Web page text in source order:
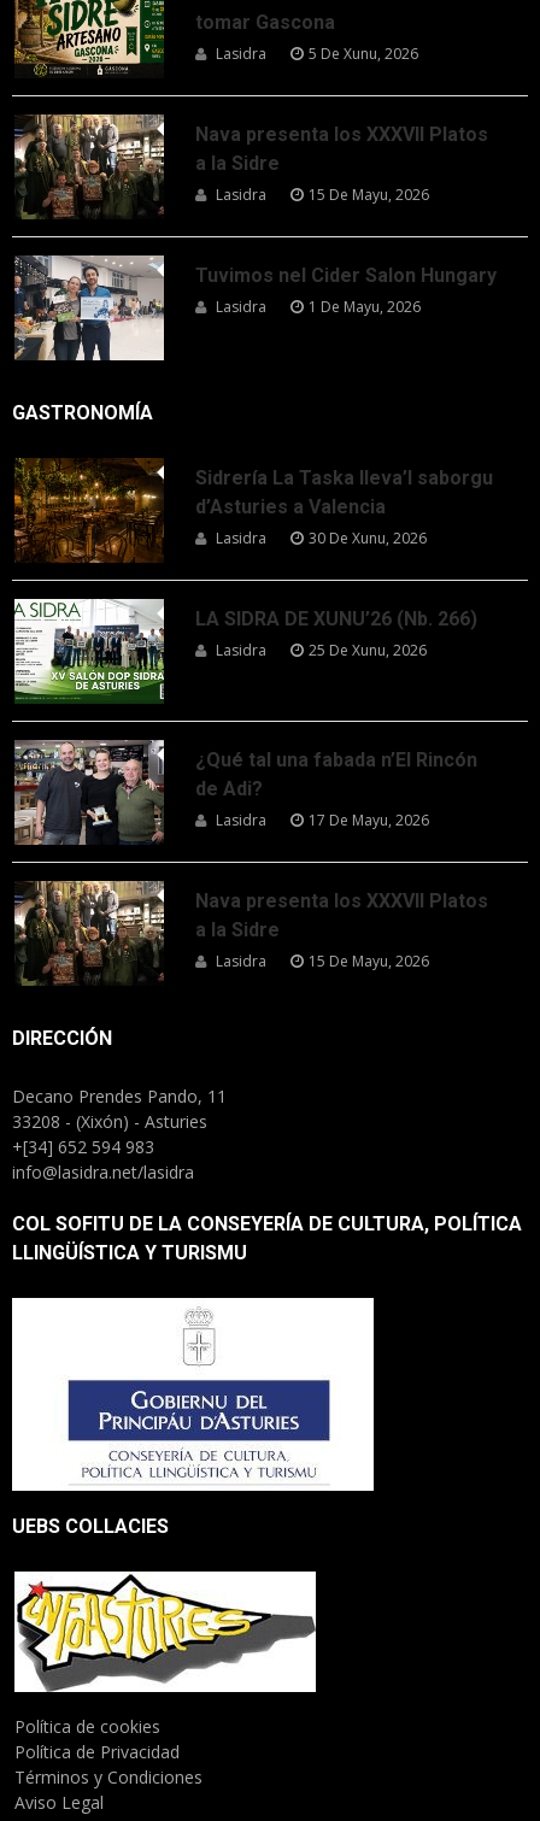
tomar Gascona
Lasidra 5 De Xunu, 2026
Nava presenta los XXXVII Platos
a la Sidre
Lasidra 15 De Mayu, 2026
Tuvimos nel Cider Salon Hungary
Lasidra 1 De Mayu, 2026
GASTRONOMÍA
Sidrería La Taska lleva’l saborgu
d’Asturies a Valencia
Lasidra 30 De Xunu, 2026
LA SIDRA DE XUNU’26 (Nb. 266)
Lasidra 25 De Xunu, 2026
¿Qué tal una fabada n’El Rincón
de Adi?
Lasidra 17 De Mayu, 2026
Nava presenta los XXXVII Platos
a la Sidre
Lasidra 15 De Mayu, 2026
DIRECCIÓN
Decano Prendes Pando, 11
33208 - (Xixón) - Asturies
+[34] 652 594 983
info@lasidra.net/lasidra
COL SOFITU DE LA CONSEYERÍA DE CULTURA, POLÍTICA
LLINGÜÍSTICA Y TURISMU
UEBS COLLACIES
Política de cookies
Política de Privacidad
Términos y Condiciones
Aviso Legal